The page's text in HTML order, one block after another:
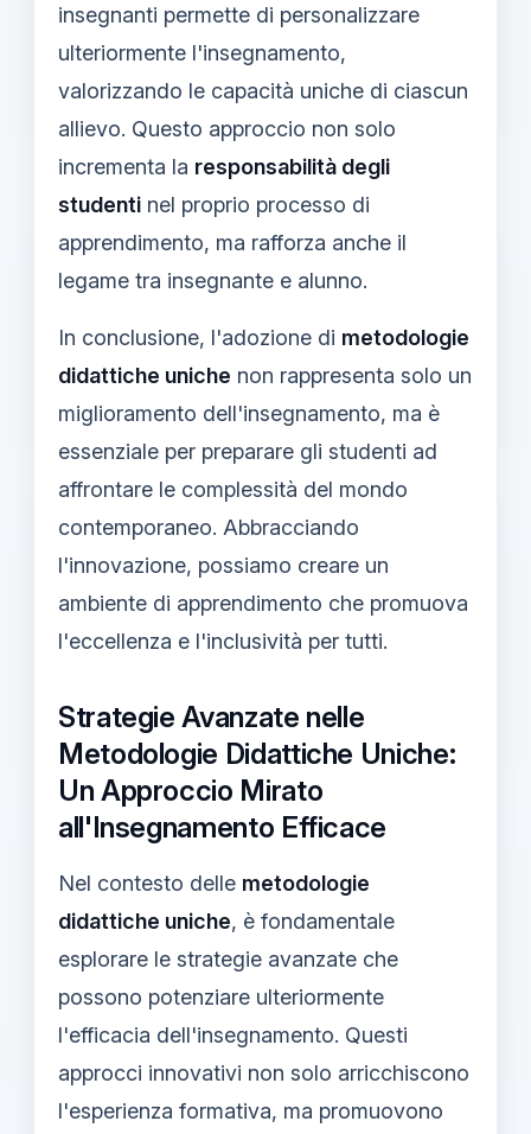
insegnanti permette di personalizzare
ulteriormente l'insegnamento,
valorizzando le capacità uniche di ciascun
allievo. Questo approccio non solo
incrementa la responsabilità degli
studenti nel proprio processo di
apprendimento, ma rafforza anche il
legame tra insegnante e alunno.
In conclusione, l'adozione di metodologie
didattiche uniche non rappresenta solo un
miglioramento dell'insegnamento, ma è
essenziale per preparare gli studenti ad
affrontare le complessità del mondo
contemporaneo. Abbracciando
l'innovazione, possiamo creare un
ambiente di apprendimento che promuova
l'eccellenza e l'inclusività per tutti.
Strategie Avanzate nelle
Metodologie Didattiche Uniche:
Un Approccio Mirato
all'Insegnamento Efficace
Nel contesto delle metodologie
didattiche uniche, è fondamentale
esplorare le strategie avanzate che
possono potenziare ulteriormente
l'efficacia dell'insegnamento. Questi
approcci innovativi non solo arricchiscono
l'esperienza formativa, ma promuovono